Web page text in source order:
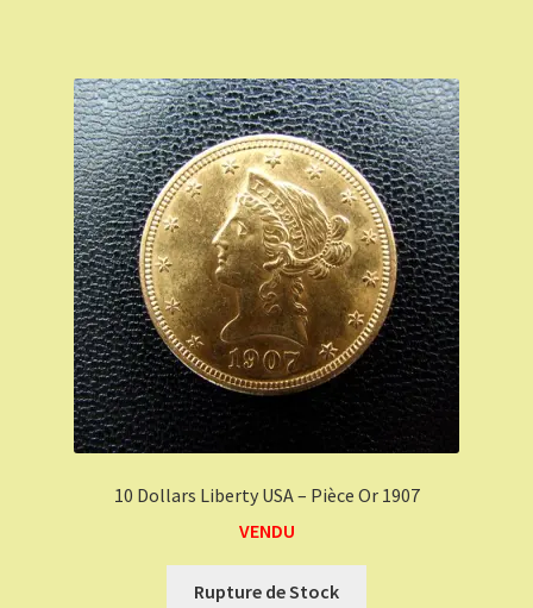
10 Dollars Liberty USA – Pièce Or 1907
VENDU
Rupture de Stock